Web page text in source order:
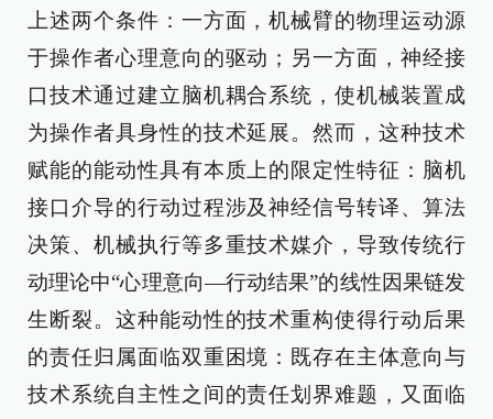
上述两个条件：一方面，机械臂的物理运动源
于操作者心理意向的驱动；另一方面，神经接
口技术通过建立脑机耦合系统，使机械装置成
为操作者具身性的技术延展。然而，这种技术
赋能的能动性具有本质上的限定性特征：脑机
接口介导的行动过程涉及神经信号转译、算法
决策、机械执行等多重技术媒介，导致传统行
动理论中“心理意向—行动结果”的线性因果链发
生断裂。这种能动性的技术重构使得行动后果
的责任归属面临双重困境：既存在主体意向与
技术系统自主性之间的责任划界难题，又面临